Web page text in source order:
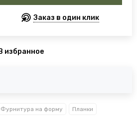
Заказ в один клик
избранное
Фурнитура на форму Планки